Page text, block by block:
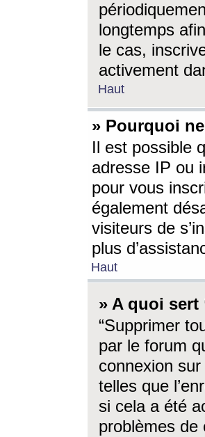
longtemps
le cas,
activement
Haut
» Pourquoi
Il est possible
adresse IP ou
pour vous
également
visiteurs de
plus
Haut
» A quoi
“Supprimer
par le forum
connexion
telles que
si cela a été
problèmes de